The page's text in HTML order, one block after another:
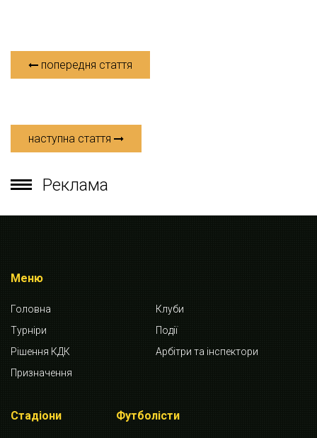
попередня стаття
наступна стаття
Реклама
Меню
Головна
Клуби
Турніри
Події
Рішення КДК
Арбітри та інспектори
Призначення
Стадіони Футболісти